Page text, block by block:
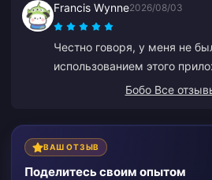
Francis Wynne2026/08/03
Честно говоря, у меня не
использованием этого
быстрая. Рекомендую.
Бобо Все
ВАШ ОТЗЫВ
Поделитесь своим опытом